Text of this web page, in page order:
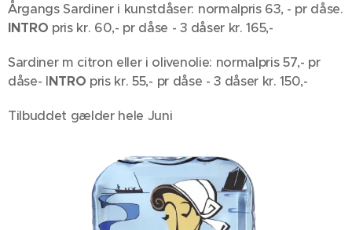
Årgangs Sardiner i kunstdåser: normalpris 63, - pr dåse.
INTRO pris kr. 60,- pr dåse - 3 dåser kr. 165,-
Sardiner m citron eller i olivenolie: normalpris 57,- pr
dåse- INTRO pris kr. 55,- pr dåse - 3 dåser kr. 150,-
Tilbuddet gælder hele Juni